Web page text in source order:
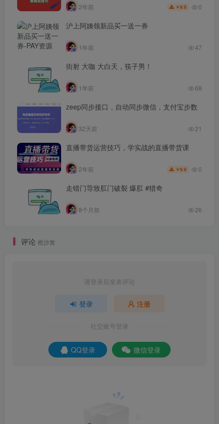
2年前 ￥9.9 0
沪上阿姨领新品买一送一券
1年前 47
街射 大咖 大白天，筷子男！
1年前 68
zeep同步接口，自动同步微信，支付宝步数
32天前 21
直播带货运营技巧，学实战的直播带货课
2年前 ￥9.9 0
走错门导致肛门破裂 爆肛 #猎奇
8个月前 26
评论 抢沙发
请登录后发表评论
登录 注册
社交账号登录
QQ登录 微信登录